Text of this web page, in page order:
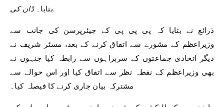
بتایا۔ڈان کی .
ذرائع نے بتایا کہ پی پی پی کے چیئرپرسن کی جانب سے
وزیراعظم کے مشورے سے اتفاق کرنے کے بعد، مسٹر شریف نے
دیگر اتحادی جماعتوں کے سربراہوں سے رابطہ کیا جنہوں نے
بھی وزیراعظم کے نقطہ نظر سے اتفاق کیا اور اس حوالے سے
مشترکہ بیان جاری کرنے کا فیصلہ کیا۔